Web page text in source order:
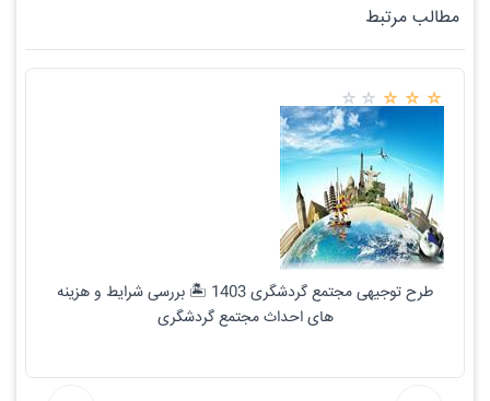
مطالب مرتبط
طرح توجیهی مجتمع گردشگری 1403 🏝️ بررسی شرایط و هزینه
های احداث مجتمع گردشگری